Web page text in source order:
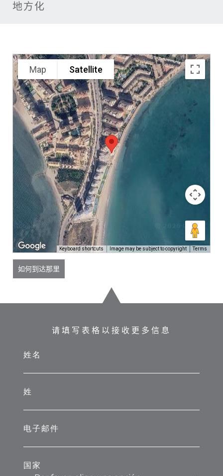
地方化
Map Satellite
Keyboard shortcuts Image may be subject to copyright Terms
如何到达那里
请填写表格以接收更多信息
姓名
姓
电子邮件
国家